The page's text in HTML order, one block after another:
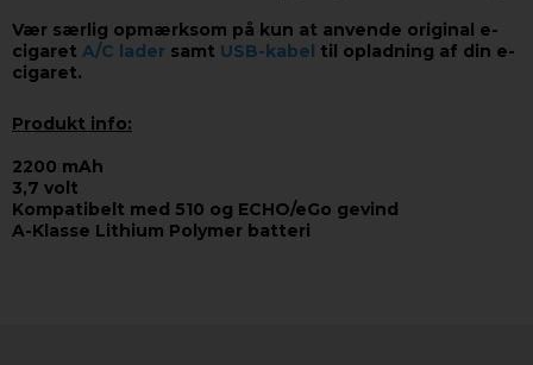
Vær særlig opmærksom på kun at anvende original e-
cigaret A/C lader samt USB-kabel til opladning af din e-
cigaret.
Produkt info:
2200 mAh
3,7 volt
Kompatibelt med 510 og ECHO/eGo gevind
A-Klasse Lithium Polymer batteri